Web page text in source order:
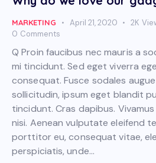
MARKETING April 21, 2020 2K
0 Comments
Q Proin faucibus nec mauris a
mi tincidunt. Sed eget viverra
consequat. Fusce sodales
sollicitudin, ipsum eget blandit
tincidunt. Cras dapibus.
nisi. Aenean vulputate eleifend
porttitor eu, consequat vitae,
perspiciatis, unde…